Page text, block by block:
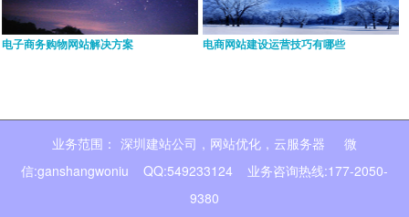
电子商务购物网站解决方案 电商网站建设运营技巧有哪些
业务范围： 深圳建站公司 , 网站优化 , 云服务器
微
信:ganshangwoniu QQ:549233124 业务咨询热线:177-2050-
9380